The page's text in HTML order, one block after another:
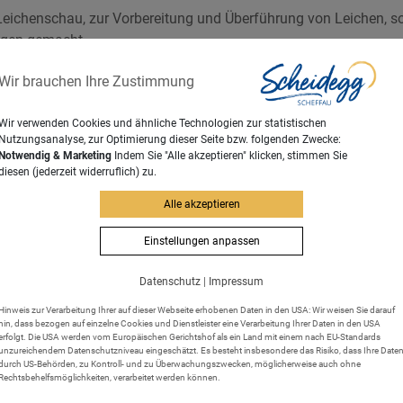
zur Vorbereitung und Überführung von Leichen,
gemacht.
des Verstorbenen unverzüglich ein Arzt zu
Angehörigen unverzüglich dem Standesamt zuzuleiten ist.
des Todes möglich und muss spätestens 96 Stunden
Friedhofs erhalten Sie beim Landratsamt, in dessen
dass der Antragsteller einen wichtigen Grund anführen kann.
Friedhofs ist ein schriftlicher Antrag an das o.g.
brauchen Ihre Zustimmung
verwenden Cookies und ähnliche Technologien zur statistischen
zur Optimierung dieser Seite bzw. folgenden Zwecke:
& Marketing Indem Sie "Alle akzeptieren" klicken, stimmen Sie
(jederzeit widerruflich) zu.
Alle akzeptieren
Einstellungen anpassen
Datenschutz Impressum
zur Verarbeitung Ihrer auf dieser Webseite erhobenen Daten in den USA: Wir weisen Sie darauf
dass bezogen auf einzelne Cookies und Dienstleister eine Verarbeitung Ihrer Daten in den USA
Die USA werden vom Europäischen Gerichtshof als ein Land mit einem nach EU-Standards
Datenschutzniveau eingeschätzt. Es besteht insbesondere das Risiko, dass Ihre Daten
US-Behörden, zu Kontroll- und zu Überwachungszwecken, möglicherweise auch ohne
verarbeitet werden können.